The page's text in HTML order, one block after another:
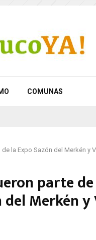
COMUNAS
la Expo Sazón del Merkén y
parte
Merkén y